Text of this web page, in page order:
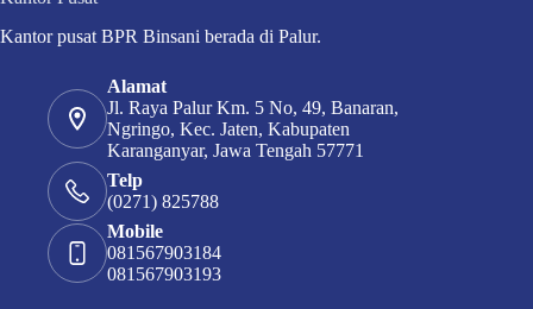
Kantor pusat BPR Binsani berada di Palur.
Alamat
Jl. Raya Palur Km. 5 No, 49, Banaran,
Ngringo, Kec. Jaten, Kabupaten
Karanganyar, Jawa Tengah 57771
Telp
(0271) 825788
Mobile
081567903184
081567903193